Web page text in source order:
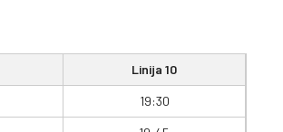
Linija 10
19:30